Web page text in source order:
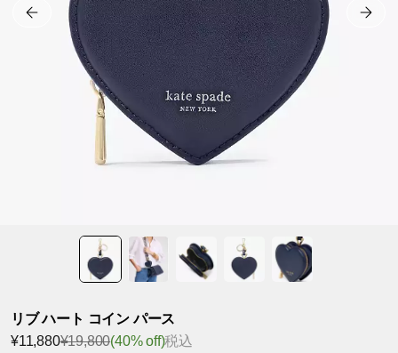
リブ ハート コイン パース
¥11,880¥19,800(40% off)税込